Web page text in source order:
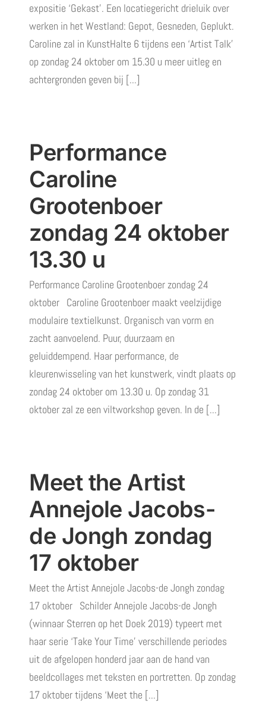
expositie ‘Gekast’. Een locatiegericht drieluik over
werken in het Westland: Gepot, Gesneden, Geplukt.
Caroline zal in KunstHalte 6 tijdens een ‘Artist Talk’
op zondag 24 oktober om 15.30 u meer uitleg en
achtergronden geven bij [...]
Performance
Caroline
Grootenboer
zondag 24 oktober
13.30 u
Performance Caroline Grootenboer zondag 24
oktober Caroline Grootenboer maakt veelzijdige
modulaire textielkunst. Organisch van vorm en
zacht aanvoelend. Puur, duurzaam en
geluiddempend. Haar performance, de
kleurenwisseling van het kunstwerk, vindt plaats op
zondag 24 oktober om 13.30 u. Op zondag 31
oktober zal ze een viltworkshop geven. In de [...]
Meet the Artist
Annejole Jacobs-
de Jongh zondag
17 oktober
Meet the Artist Annejole Jacobs-de Jongh zondag
17 oktober Schilder Annejole Jacobs-de Jongh
(winnaar Sterren op het Doek 2019) typeert met
haar serie ‘Take Your Time’ verschillende periodes
uit de afgelopen honderd jaar aan de hand van
beeldcollages met teksten en portretten. Op zondag
17 oktober tijdens ‘Meet the [...]